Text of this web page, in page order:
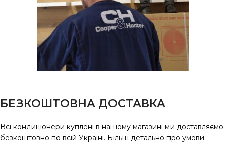
БЕЗКОШТОВНА ДОСТАВКА
Всі кондиціонери куплені в нашому магазині ми доставляємо
безкоштовно по всій Україні. Більш детально про умови